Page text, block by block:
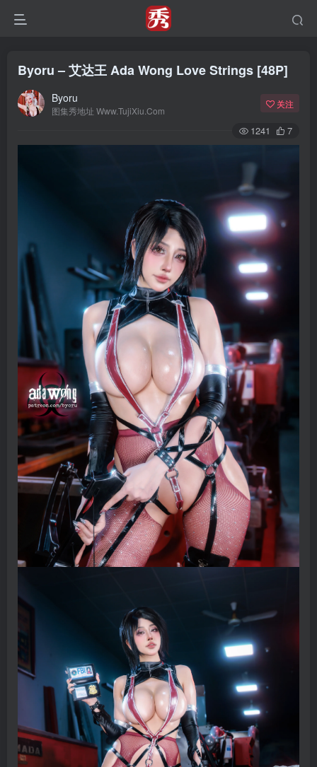
Byoru – 艾达王 Ada Wong Love Strings [48P]
Byoru
图集秀地址 Www.TujiXiu.Com
关注
1241 7